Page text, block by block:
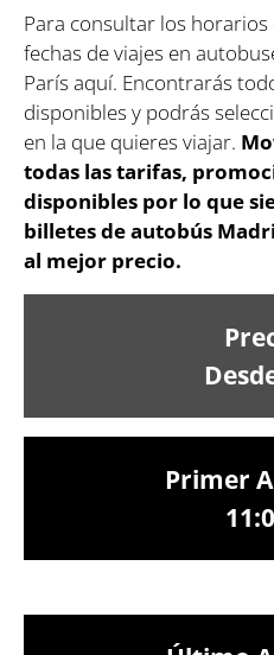
Para consultar los
fechas de viajes en
París aquí. Encontrarás
disponibles y podrás
en la que quieres viajar.
todas las tarifas,
disponibles por lo que
billetes de autobús
al mejor precio.
Primer